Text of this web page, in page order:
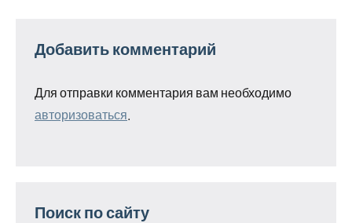
Добавить комментарий
Для отправки комментария вам необходимо
авторизоваться
Поиск по сайту